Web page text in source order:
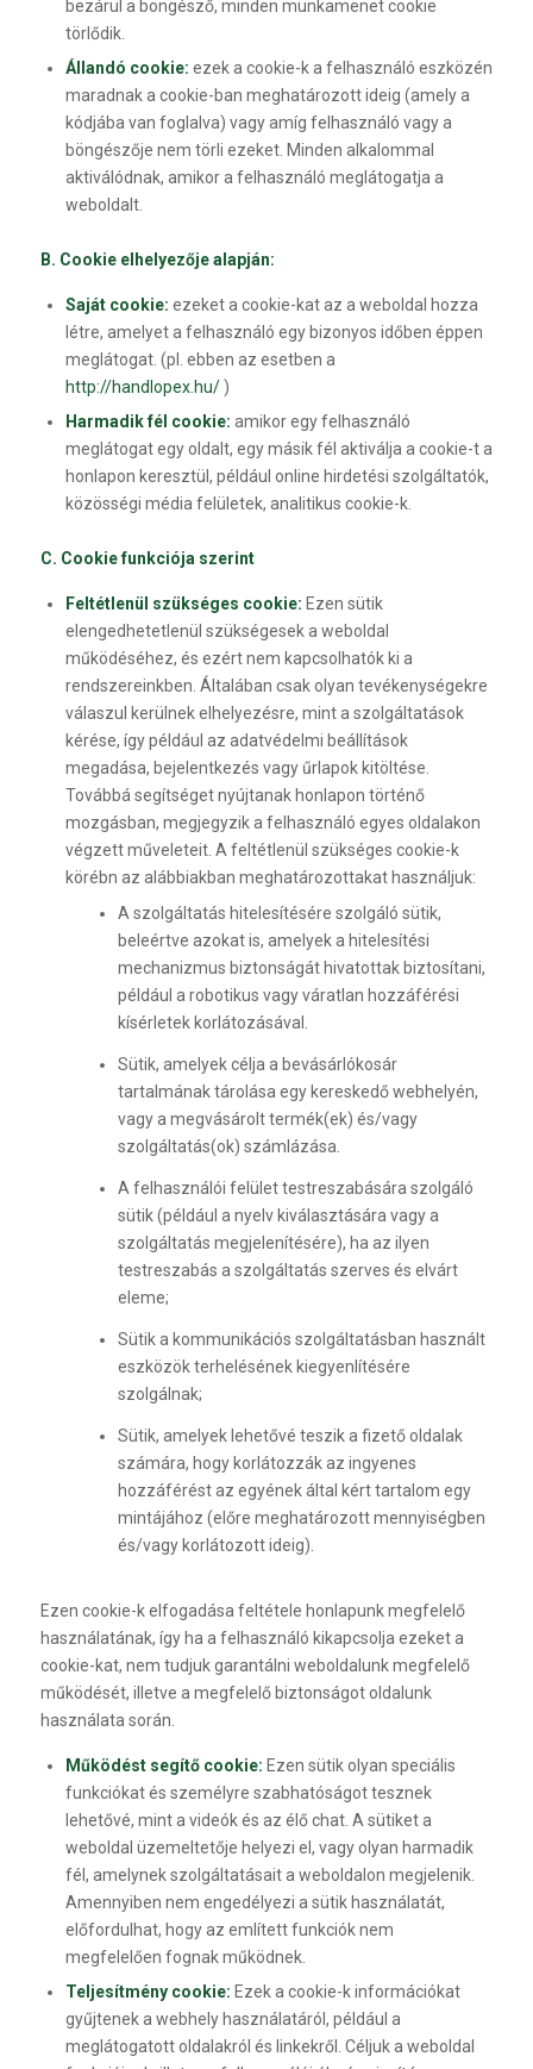
bezárul a böngésző, minden munkamenet cookie
törlődik.
Állandó cookie: ezek a cookie-k a felhasználó eszközén
maradnak a cookie-ban meghatározott ideig (amely a
kódjába van foglalva) vagy amíg felhasználó vagy a
böngészője nem törli ezeket. Minden alkalommal
aktiválódnak, amikor a felhasználó meglátogatja a
weboldalt.
B. Cookie elhelyezője alapján:
Saját cookie: ezeket a cookie-kat az a weboldal hozza
létre, amelyet a felhasználó egy bizonyos időben éppen
meglátogat. (pl. ebben az esetben a
http://handlopex.hu/ )
Harmadik fél cookie: amikor egy felhasználó
meglátogat egy oldalt, egy másik fél aktiválja a cookie-t a
honlapon keresztül, például online hirdetési szolgáltatók,
közösségi média felületek, analitikus cookie-k.
C. Cookie funkciója szerint
Feltétlenül szükséges cookie: Ezen sütik
elengedhetetlenül szükségesek a weboldal
működéséhez, és ezért nem kapcsolhatók ki a
rendszereinkben. Általában csak olyan tevékenységekre
válaszul kerülnek elhelyezésre, mint a szolgáltatások
kérése, így például az adatvédelmi beállítások
megadása, bejelentkezés vagy űrlapok kitöltése.
Továbbá segítséget nyújtanak honlapon történő
mozgásban, megjegyzik a felhasználó egyes oldalakon
végzett műveleteit. A feltétlenül szükséges cookie-k
körébn az alábbiakban meghatározottakat használjuk:
A szolgáltatás hitelesítésére szolgáló sütik,
beleértve azokat is, amelyek a hitelesítési
mechanizmus biztonságát hivatottak biztosítani,
például a robotikus vagy váratlan hozzáférési
kísérletek korlátozásával.
Sütik, amelyek célja a bevásárlókosár
tartalmának tárolása egy kereskedő webhelyén,
vagy a megvásárolt termék(ek) és/vagy
szolgáltatás(ok) számlázása.
A felhasználói felület testreszabására szolgáló
sütik (például a nyelv kiválasztására vagy a
szolgáltatás megjelenítésére), ha az ilyen
testreszabás a szolgáltatás szerves és elvárt
eleme;
Sütik a kommunikációs szolgáltatásban használt
eszközök terhelésének kiegyenlítésére
szolgálnak;
Sütik, amelyek lehetővé teszik a fizető oldalak
számára, hogy korlátozzák az ingyenes
hozzáférést az egyének által kért tartalom egy
mintájához (előre meghatározott mennyiségben
és/vagy korlátozott ideig).
Ezen cookie-k elfogadása feltétele honlapunk megfelelő
használatának, így ha a felhasználó kikapcsolja ezeket a
cookie-kat, nem tudjuk garantálni weboldalunk megfelelő
működését, illetve a megfelelő biztonságot oldalunk
használata során.
Működést segítő cookie: Ezen sütik olyan speciális
funkciókat és személyre szabhatóságot tesznek
lehetővé, mint a videók és az élő chat. A sütiket a
weboldal üzemeltetője helyezi el, vagy olyan harmadik
fél, amelynek szolgáltatásait a weboldalon megjelenik.
Amennyiben nem engedélyezi a sütik használatát,
előfordulhat, hogy az említett funkciók nem
megfelelően fognak működnek.
Teljesítmény cookie: Ezek a cookie-k információkat
gyűjtenek a webhely használatáról, például a
meglátogatott oldalakról és linkekről. Céljuk a weboldal